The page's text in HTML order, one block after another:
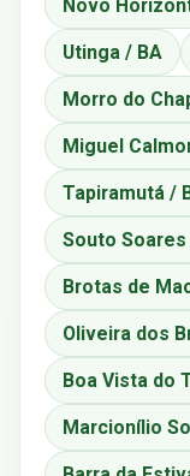
Novo
Utinga / BA
Morro do
Miguel
Tapiramutá /
Souto Soares
Brotas de
Oliveira dos
Boa Vista do
Marcionílio